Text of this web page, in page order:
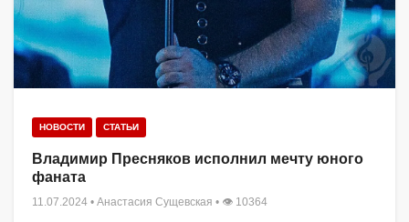
НОВОСТИ СТАТЬИ
Владимир Пресняков исполнил мечту юного
фаната
11.07.2024 • Анастасия Сущевская • 👁 10364